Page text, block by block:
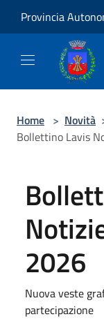
Provincia
Home > Novità
Bollettino Lavis
2026
Nuova veste
partecipazione